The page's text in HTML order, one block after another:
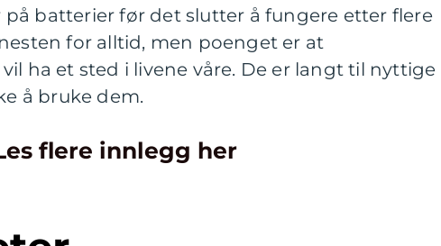
batterier før det slutter å fungere etter flere
for alltid, men poenget er at
ha et sted i livene våre. De er langt til nyttige
å bruke dem.
flere innlegg her